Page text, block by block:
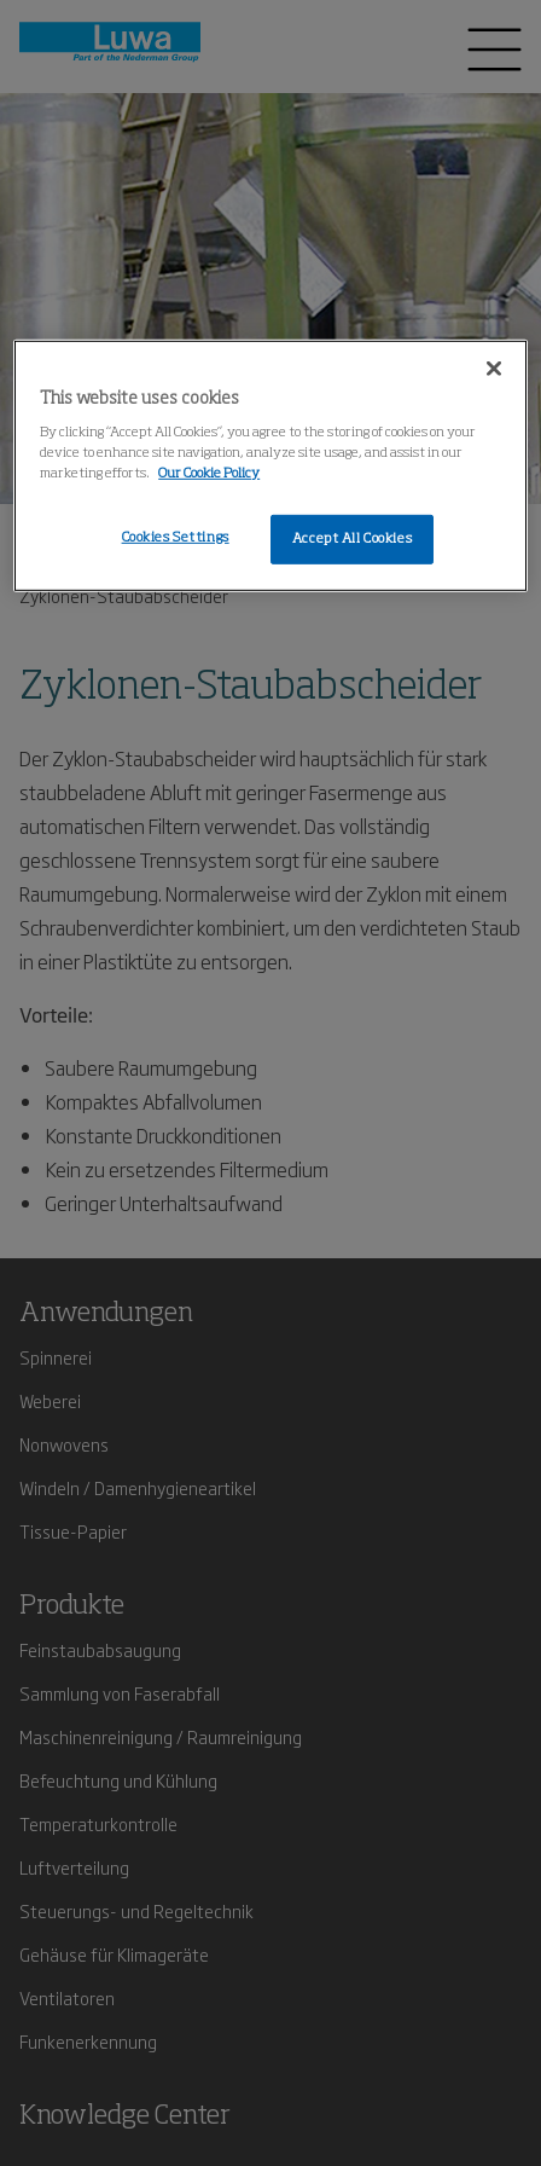
Feinstaubabsaugung
Zyklonen-Staubabscheider
Zyklonen-Staubabscheider
Der Zyklon-Staubabscheider wird hauptsächlich für stark
staubbeladene Abluft mit geringer Fasermenge aus
automatischen Filtern verwendet. Das vollständig
geschlossene Trennsystem sorgt für eine saubere
Raumumgebung. Normalerweise wird der Zyklon mit einem
Schraubenverdichter kombiniert, um den verdichteten Staub
in einer Plastiktüte zu entsorgen.
Vorteile:
Saubere Raumumgebung
Kompaktes Abfallvolumen
Konstante Druckkonditionen
Kein zu ersetzendes Filtermedium
Geringer Unterhaltsaufwand
Anwendungen
Spinnerei
Weberei
Nonwovens
Windeln / Damenhygieneartikel
Tissue-Papier
Produkte
Feinstaubabsaugung
Sammlung von Faserabfall
Maschinenreinigung / Raumreinigung
Befeuchtung und Kühlung
Temperaturkontrolle
Luftverteilung
Steuerungs- und Regeltechnik
Gehäuse für Klimageräte
Ventilatoren
Funkenerkennung
Knowledge Center
This website uses cookies
By clicking “Accept All Cookies”, you agree to the storing of cookies on your
device to enhance site navigation, analyze site usage, and assist in our
marketing efforts.
Our Cookie Policy
Accept All Cookies
Cookies Settings